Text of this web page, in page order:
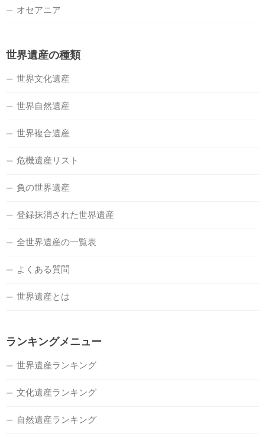
オセアニア
世界遺産の種類
世界文化遺産
世界自然遺産
世界複合遺産
危機遺産リスト
負の世界遺産
登録抹消された世界遺産
全世界遺産の一覧表
よくある質問
世界遺産とは
ランキングメニュー
世界遺産ランキング
文化遺産ランキング
自然遺産ランキング